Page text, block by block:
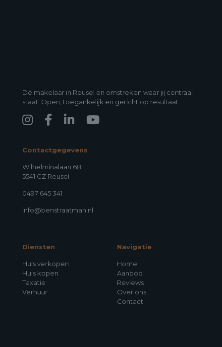
Dé makelaar in Reusel en omstreken waar jij centraal
staat. Open, toegankelijk en gericht op resultaat.
Contactgegevens
Wilhelminalaan 68
5541 CZ Reusel
0497 645 341
info@benstraatman.nl
Diensten
Huis verkopen
Huis kopen
Taxatie
Verhuur
Navigatie
Home
Aanbod
Reviews
Over ons
Contact